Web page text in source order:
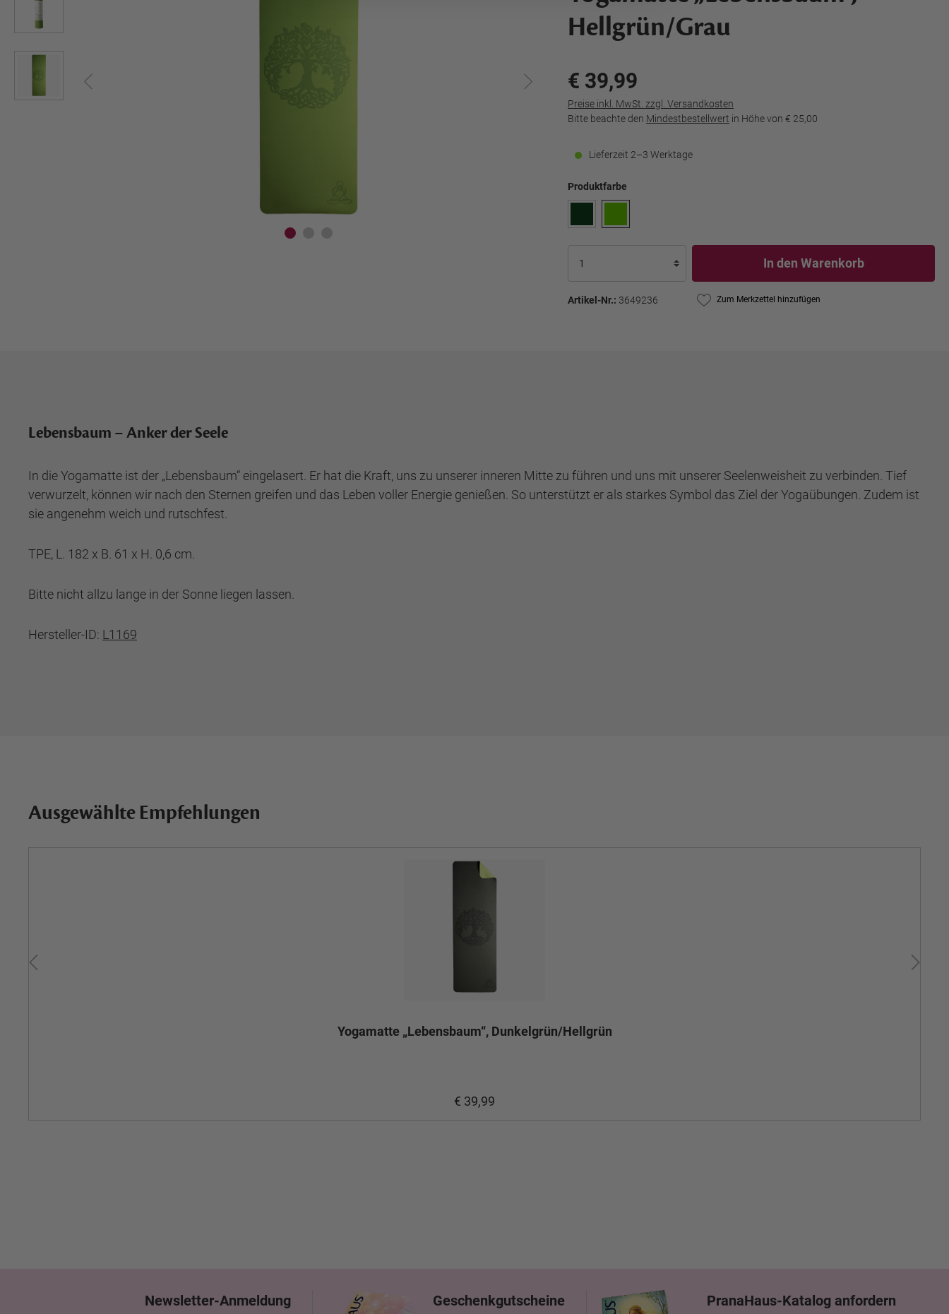
Hellgrün/Grau
€ 39,99
Preise inkl. MwSt. zzgl. Versandkosten
Bitte beachte den Mindestbestellwert in Höhe von € 25,00
Lieferzeit 2–3 Werktage
Produktfarbe
In den Warenkorb
Artikel-Nr.: 3649236 Zum Merkzettel hinzufügen
Lebensbaum – Anker der Seele
In die Yogamatte ist der „Lebensbaum“ eingelasert. Er hat die Kraft, uns zu unserer inneren Mitte zu führen und uns mit unserer Seelenweisheit zu verbinden. Tief
verwurzelt, können wir nach den Sternen greifen und das Leben voller Energie genießen. So unterstützt er als starkes Symbol das Ziel der Yogaübungen. Zudem ist
sie angenehm weich und rutschfest.
TPE, L. 182 x B. 61 x H. 0,6 cm.
Bitte nicht allzu lange in der Sonne liegen lassen.
Hersteller-ID: L1169
Ausgewählte Empfehlungen
Yogamatte „Lebensbaum“, Dunkelgrün/Hellgrün
€ 39,99
Newsletter-Anmeldung Geschenkgutscheine PranaHaus-Katalog anfordern